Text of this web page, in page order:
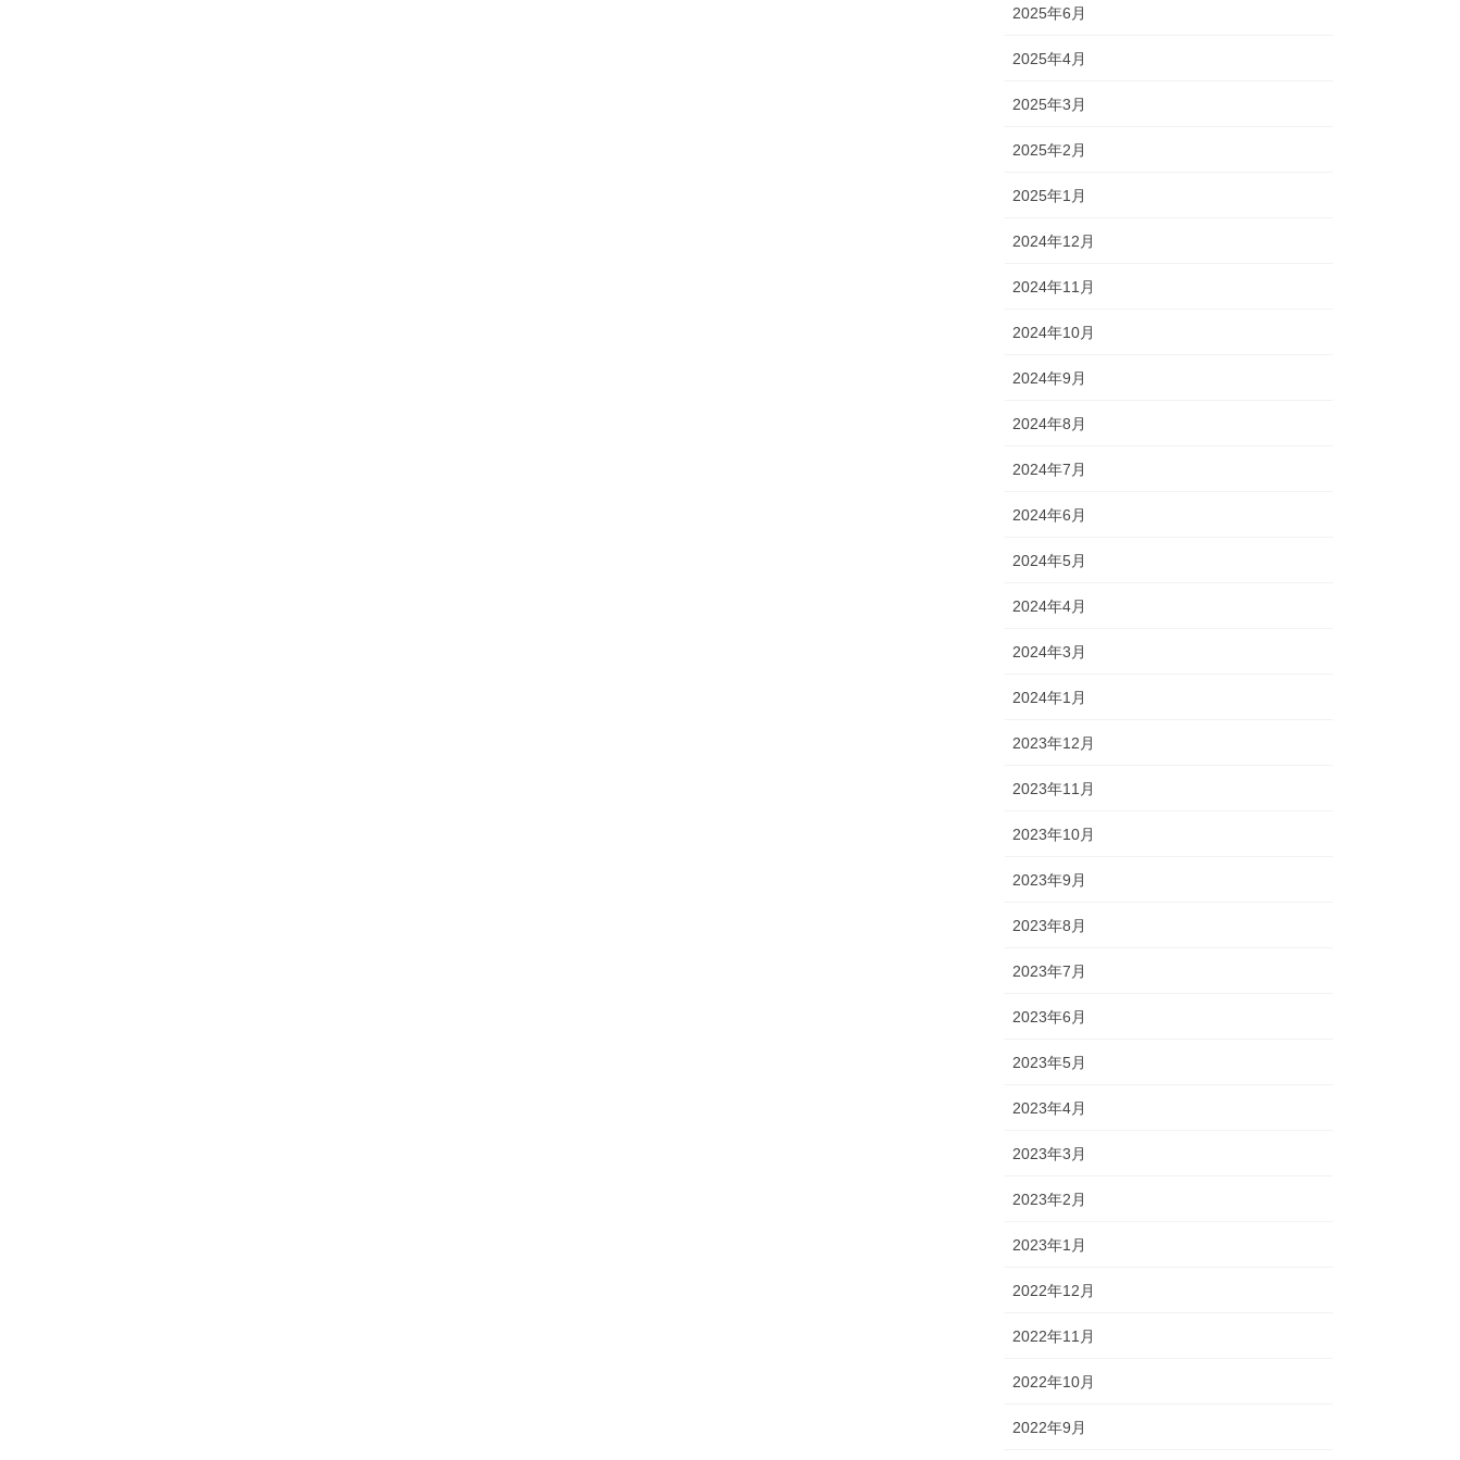
2025年6月
2025年4月
2025年3月
2025年2月
2025年1月
2024年12月
2024年11月
2024年10月
2024年9月
2024年8月
2024年7月
2024年6月
2024年5月
2024年4月
2024年3月
2024年1月
2023年12月
2023年11月
2023年10月
2023年9月
2023年8月
2023年7月
2023年6月
2023年5月
2023年4月
2023年3月
2023年2月
2023年1月
2022年12月
2022年11月
2022年10月
2022年9月